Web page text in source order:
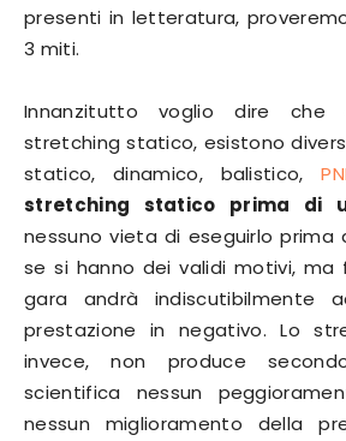
presenti in letteratura,
3 miti.
Innanzitutto voglio dire che
stretching statico, esistono
statico, dinamico, balistico,
stretching statico prima di
nessuno vieta di eseguirlo prima
se si hanno dei validi motivi, ma
gara andrà indiscutibilmente
prestazione in negativo. Lo
invece, non produce
scientifica nessun
nessun miglioramento della